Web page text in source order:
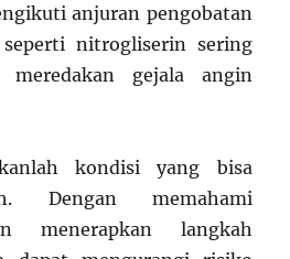
anjuran pengobatan
nitrogliserin sering
gejala angin
kondisi yang bisa
Dengan memahami
menerapkan langkah